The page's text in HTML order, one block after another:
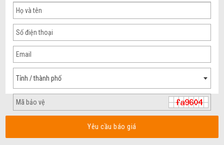
Tỉnh / thành phố
Yêu cầu báo giá